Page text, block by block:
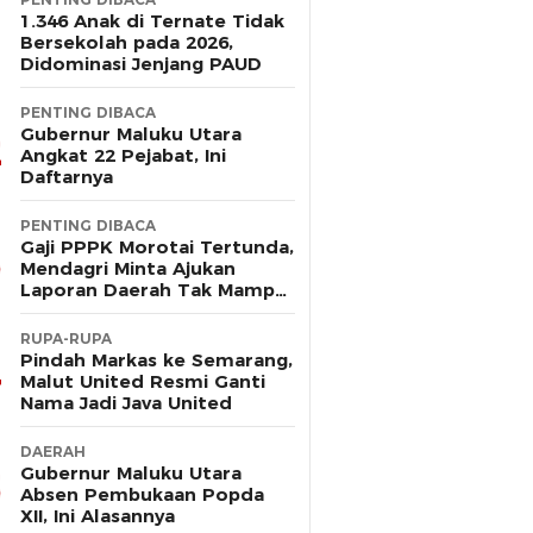
1.346 Anak di Ternate Tidak
Bersekolah pada 2026,
Didominasi Jenjang PAUD
PENTING DIBACA
Gubernur Maluku Utara
Angkat 22 Pejabat, Ini
Daftarnya
PENTING DIBACA
Gaji PPPK Morotai Tertunda,
Mendagri Minta Ajukan
Laporan Daerah Tak Mampu
Bayar Pegawai
RUPA-RUPA
Pindah Markas ke Semarang,
Malut United Resmi Ganti
Nama Jadi Java United
DAERAH
Gubernur Maluku Utara
Absen Pembukaan Popda
XII, Ini Alasannya